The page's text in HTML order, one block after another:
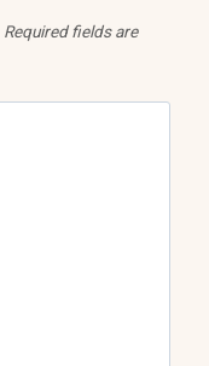
Required fields are